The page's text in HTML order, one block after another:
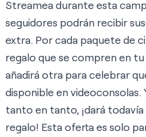
Streamea durante esta
seguidores podrán recibir
extra. Por cada paquete de
regalo que se compren en tu
añadirá otra para celebrar
disponible en videoconsolas.
tanto en tanto, ¡dará
regalo! Esta oferta es solo